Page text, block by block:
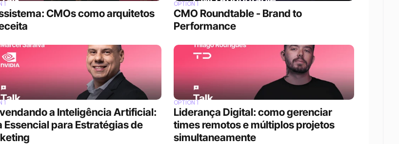
1
CMOs como arquitetos
OPTION 1
CMO Roundtable - Brand to
Performance
1
a Inteligência Artificial:
Essencial para Estratégias de
OPTION 1
Liderança Digital: como gerenciar
times remotos e múltiplos projetos
simultaneamente